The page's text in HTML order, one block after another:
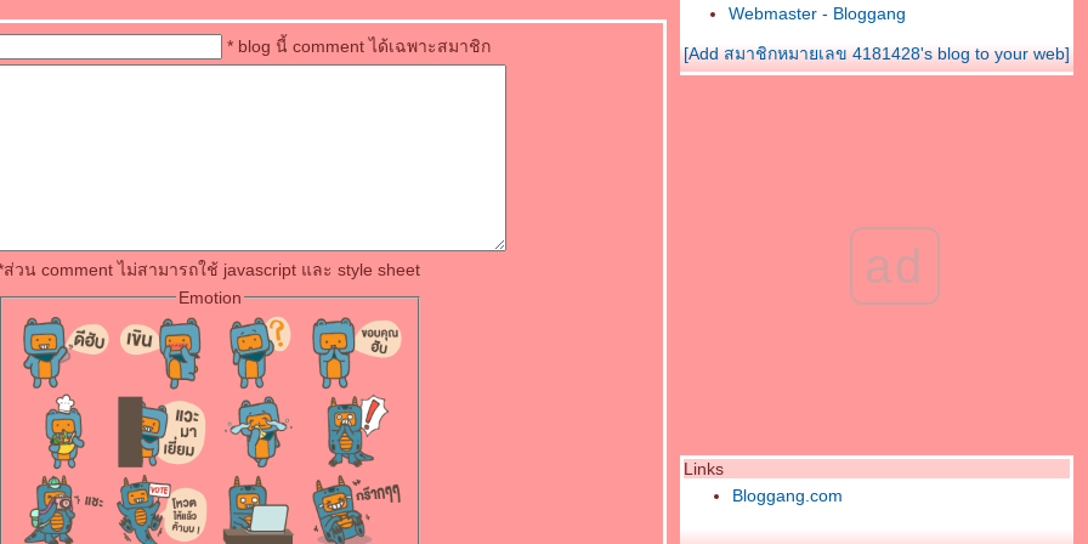
* blog นี้ comment ได้เฉพาะสมาชิก
ส่วน comment ไม่สามารถใช้ javascript และ style sheet
Emotion
Webmaster - Bloggang
[Add สมาชิกหมายเลข 4181428's blog to your web]
ad
Links
Bloggang.com